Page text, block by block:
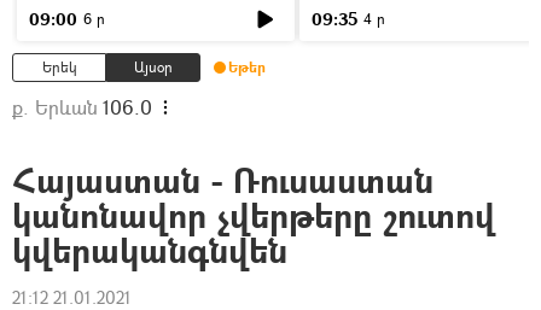
09:00 6 ր 09:35 4 ր
Երեկ Այսօր Եթեր
ք. Երևան 106.0
Հայաստան - Ռուսաստան
կանոնավոր չվերթերը շուտով
կվերականգնվեն
21:12 21.01.2021